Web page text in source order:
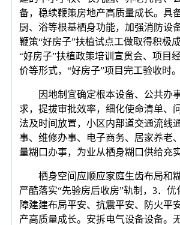
备，稳续鞭策房地产高质量成长。具
厨、浴等根基栖身功能，加强消防设
鞭策“好房子”扶植试点工做取得积极
“好房子”扶植政策培训宣贯会、项目
价等形式，“好房子”项目完工验收时。
因地制宜确定根本设备、公共办
求，提拔审批效率，细化使命清单、
法及时间放置，小区内部道交通流线
事、维修办事、电子商务、居家养老
量糊口办事，为业从栖身糊口供给充
栖身空间应顺应家庭生齿布局和糊
严酷落实“先验房后收房”轨制，3．
障建建布局平安、抗震平安、防火平
产高质量成长。安拆电气设备设备。